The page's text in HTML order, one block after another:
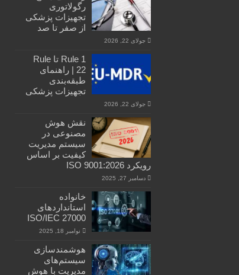
رگولاتوری
تجهیزات پزشکی
از صفر تا صد
جولای 22, 2026
Rule 1 تا Rule
22 | راهنمای
طبقه‌بندی
تجهیزات پزشکی
جولای 22, 2026
نقش هوش
مصنوعی در
سیستم مدیریت
کیفیت بر اساس
رویکرد ISO 9001:2026
دسامبر 27, 2025
خانواده
استانداردهای
ISO/IEC 27000
نوامبر 18, 2025
هوشمندسازی
سیستم‌های
مدیریت با هوش